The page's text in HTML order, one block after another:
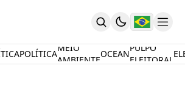
POLÍTICA
MEIO
AMBIENTE
OCEAN
PULPO
ELEITORAL